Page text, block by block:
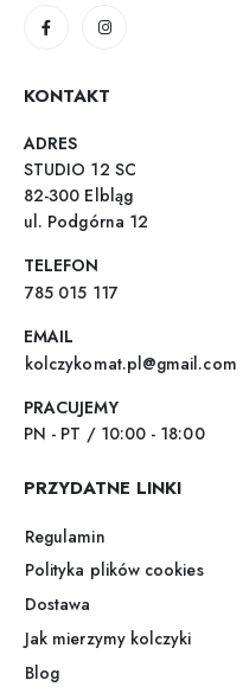
KONTAKT
ADRES
STUDIO 12 SC
82-300 Elbląg
ul. Podgórna 12
TELEFON
785 015 117
EMAIL
kolczykomat.pl@gmail.com
PRACUJEMY
PN - PT / 10:00 - 18:00
PRZYDATNE LINKI
Regulamin
Polityka plików cookies
Dostawa
Jak mierzymy kolczyki
Blog